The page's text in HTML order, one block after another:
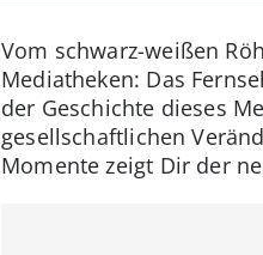
Vom schwarz-weißen
Mediatheken: Das
der Geschichte dieses
gesellschaftlichen
Momente zeigt Dir der